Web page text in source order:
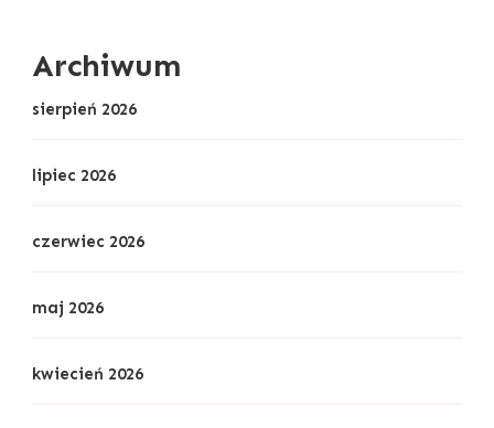
Archiwum
sierpień 2026
lipiec 2026
czerwiec 2026
maj 2026
kwiecień 2026